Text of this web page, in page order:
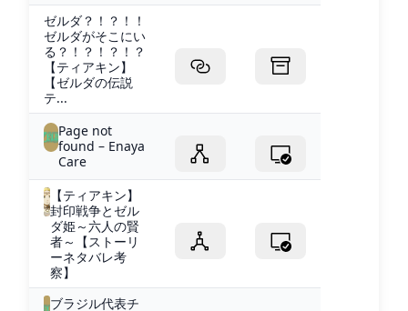
ゼルダ？！？！！
ゼルダがそこにい
る？！？！？！？
【ティアキン】
【ゼルダの伝説
テ...
Page not
found – Enaya
Care
【ティアキン】
封印戦争とゼル
ダ姫～六人の賢
者～【ストーリ
ーネタバレ考
察】
ブラジル代表チ